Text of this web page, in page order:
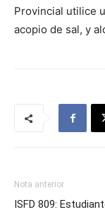
Provincial utilice
acopio de sal, y
Nota anterior
ISFD 809: